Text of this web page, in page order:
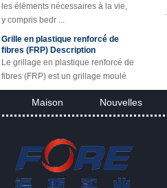
y compris bedr ...
fibres (FRP) Description
Le grillage en plastique renforcé de
fibres (FRP) est un grillage moulé
en plastique renforcé d'une seule
pièce en fibre de verre, disponible
Applications de caillebotis de FRP
Grâce aux excellentes propriétés
des caillebotis en PRF, ils
Maison Nouvelles